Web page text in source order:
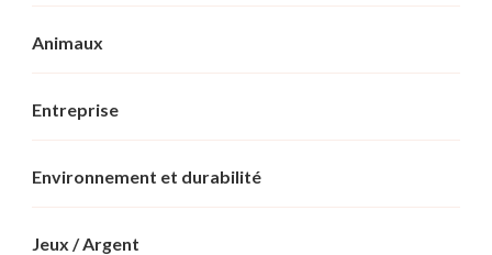
Animaux
Entreprise
Environnement et durabilité
Jeux / Argent